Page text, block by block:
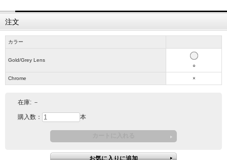
注文
カラー
Gold/Grey Lens
○
Chrome ×
在庫: －
購入数： 本